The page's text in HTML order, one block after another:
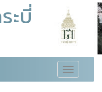
ะบี่
Toggle
navigation